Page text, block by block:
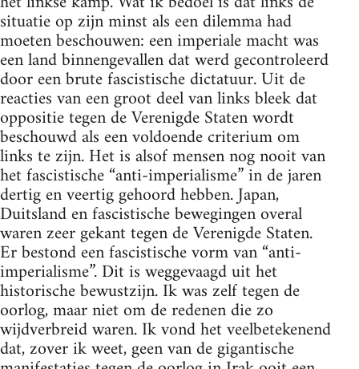
situatie op zijn minst als een dilemma had
moeten beschouwen: een imperiale macht was
een land binnengevallen dat werd gecontroleerd
door een brute fascistische dictatuur. Uit de
reacties van een groot deel van links bleek dat
oppositie tegen de Verenigde Staten wordt
beschouwd als een voldoende criterium om
links te zijn. Het is alsof mensen nog nooit van
het fascistische “anti-imperialisme” in de jaren
dertig en veertig gehoord hebben. Japan,
Duitsland en fascistische bewegingen overal
waren zeer gekant tegen de Verenigde Staten.
Er bestond een fascistische vorm van “anti-
imperialisme”. Dit is weggevaagd uit het
historische bewustzijn. Ik was zelf tegen de
oorlog, maar niet om de redenen die zo
wijdverbreid waren. Ik vond het veelbetekenend
dat, zover ik weet, geen van de gigantische